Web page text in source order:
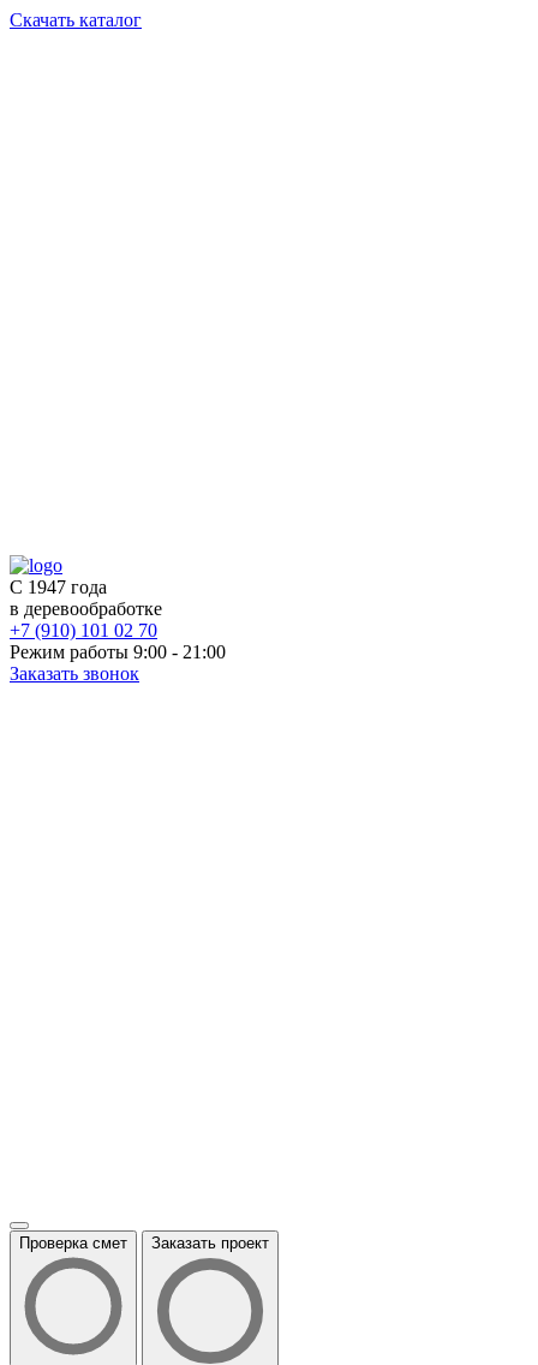
Скачать каталог
С 1947 года
в деревообработке
+7 (910) 101 02 70
Режим работы 9:00 - 21:00
Заказать звонок
Проверка смет Заказать проект